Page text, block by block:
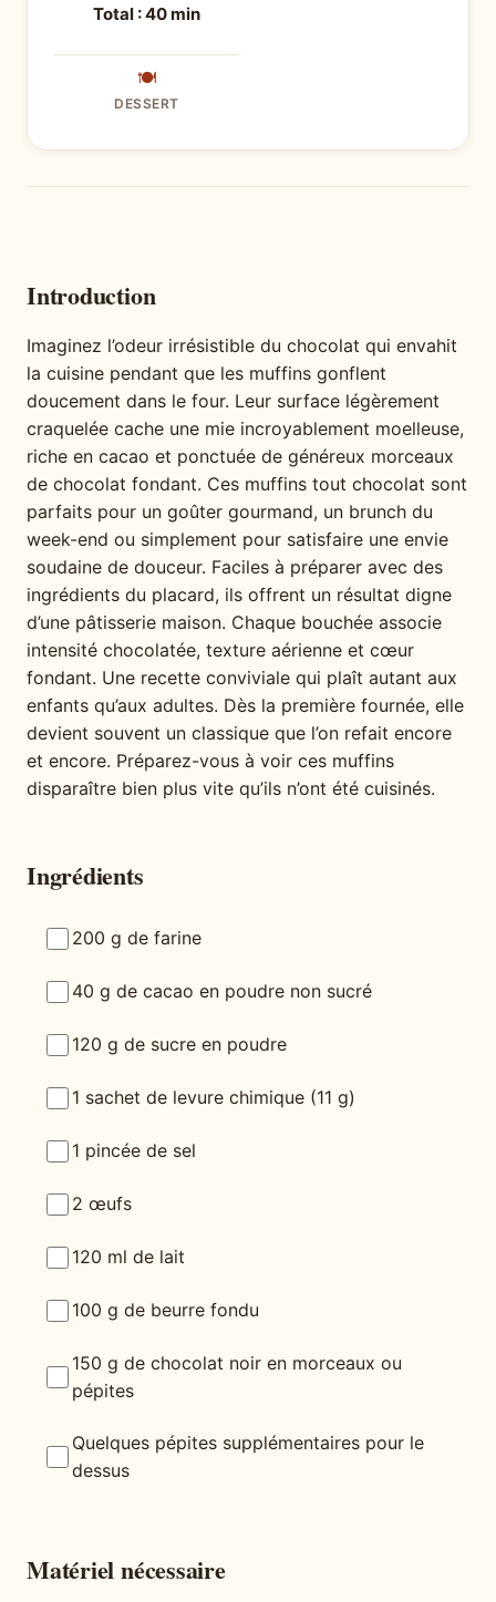
Total : 40 min
🍽
DESSERT
Introduction
Imaginez l’odeur irrésistible du chocolat qui envahit
la cuisine pendant que les muffins gonflent
doucement dans le four. Leur surface légèrement
craquelée cache une mie incroyablement moelleuse,
riche en cacao et ponctuée de généreux morceaux
de chocolat fondant. Ces muffins tout chocolat sont
parfaits pour un goûter gourmand, un brunch du
week-end ou simplement pour satisfaire une envie
soudaine de douceur. Faciles à préparer avec des
ingrédients du placard, ils offrent un résultat digne
d’une pâtisserie maison. Chaque bouchée associe
intensité chocolatée, texture aérienne et cœur
fondant. Une recette conviviale qui plaît autant aux
enfants qu’aux adultes. Dès la première fournée, elle
devient souvent un classique que l’on refait encore
et encore. Préparez-vous à voir ces muffins
disparaître bien plus vite qu’ils n’ont été cuisinés.
Ingrédients
200 g de farine
40 g de cacao en poudre non sucré
120 g de sucre en poudre
1 sachet de levure chimique (11 g)
1 pincée de sel
2 œufs
120 ml de lait
100 g de beurre fondu
150 g de chocolat noir en morceaux ou
pépites
Quelques pépites supplémentaires pour le
dessus
Matériel nécessaire